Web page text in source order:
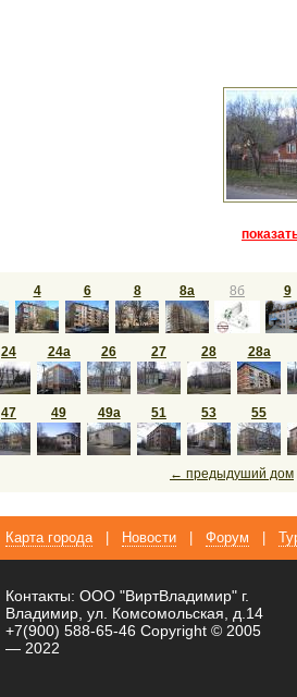
4 6 8 8а 8б 9
24 24а 26 27 28 28а
47 49 49а 51 53 55
← предыдуший дом
Карта города Новости Форум
Контакты: ООО "ВиртВладимир" г.
Владимир, ул. Комсомольская, д.14
+7(900) 588-65-46 Copyright © 2005
— 2022